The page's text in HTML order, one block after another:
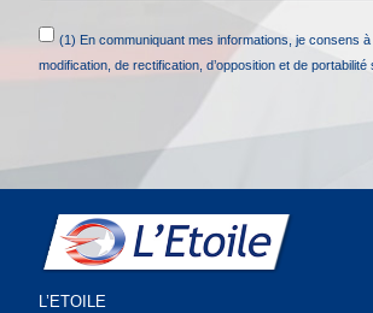
(1) En communiquant mes informations, je consens
modification, de rectification, d’opposition et de
L’ETOILE